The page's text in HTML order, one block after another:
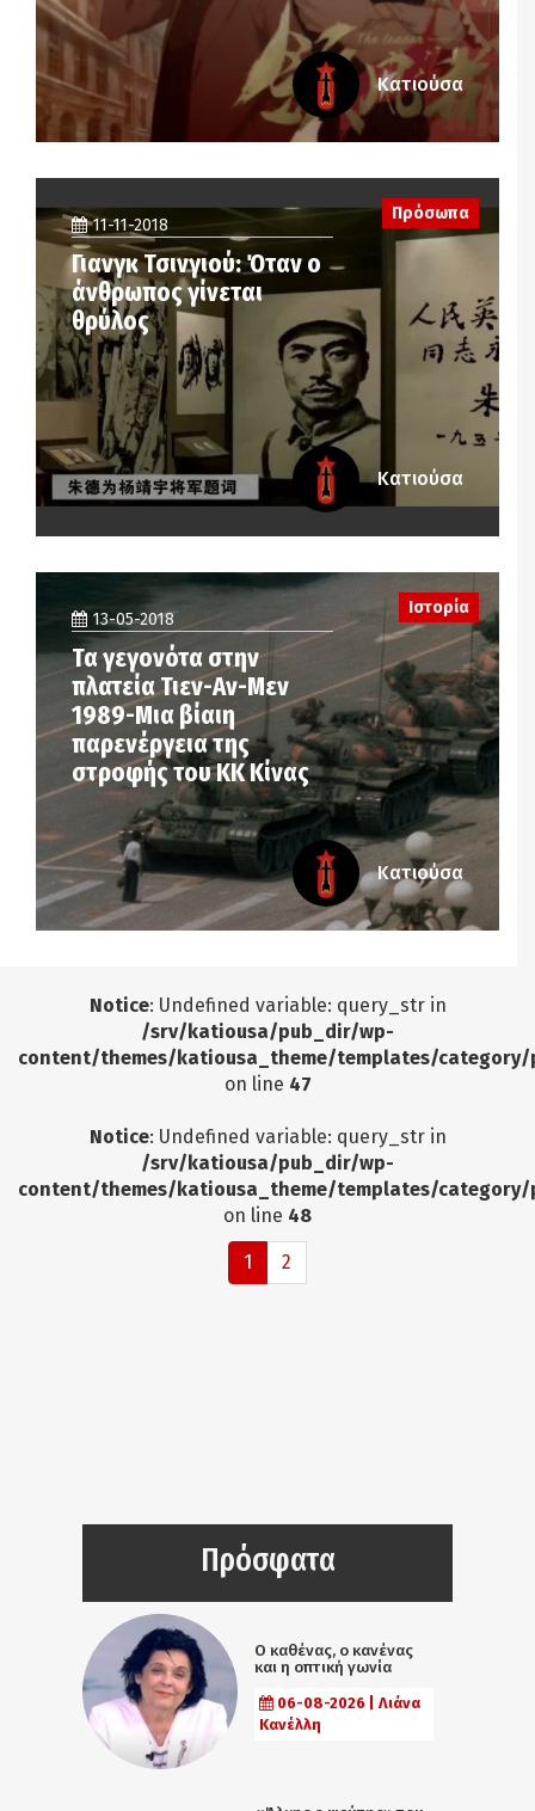
Κατιούσα
11-11-2018
Γιανγκ Τσινγιού: Όταν ο
άνθρωπος γίνεται
θρύλος
Πρόσωπα
Κατιούσα
13-05-2018
Τα γεγονότα στην
πλατεία Τιεν-Αν-Μεν
1989-Μια βίαιη
παρενέργεια της
στροφής του ΚΚ Κίνας
Ιστορία
Κατιούσα
Notice: Undefined variable: query_str in
/srv/katiousa/pub_dir/wp-
content/themes/katiousa_theme/templates/
on line 47
Notice: Undefined variable: query_str in
/srv/katiousa/pub_dir/wp-
content/themes/katiousa_theme/templates/
on line 48
1 2
Πρόσφατα
Ο καθένας, ο κανένας
και η οπτική γωνία
06-08-2026 | Λιάνα
Κανέλλη